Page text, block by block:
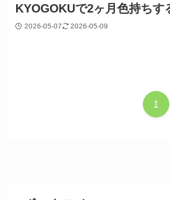
KYOGOKUで2ヶ月色持ちす
2026-05-07 2026-05-09
1